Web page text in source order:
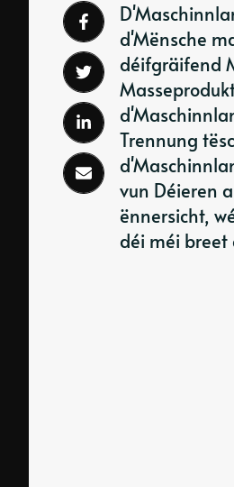
d'Mënsche
déifgräifend
Trennung
vun Déieren
ënnersicht,
déi méi breet